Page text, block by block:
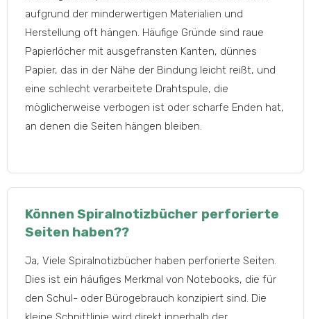
aufgrund der minderwertigen Materialien und
Herstellung oft hängen. Häufige Gründe sind raue
Papierlöcher mit ausgefransten Kanten, dünnes
Papier, das in der Nähe der Bindung leicht reißt, und
eine schlecht verarbeitete Drahtspule, die
möglicherweise verbogen ist oder scharfe Enden hat,
an denen die Seiten hängen bleiben.
Können Spiralnotizbücher perforierte
Seiten haben??
Ja, Viele Spiralnotizbücher haben perforierte Seiten.
Dies ist ein häufiges Merkmal von Notebooks, die für
den Schul- oder Bürogebrauch konzipiert sind. Die